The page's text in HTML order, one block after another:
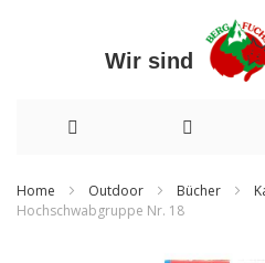
Wir sind
zum
Home Outdoor Bücher
Hochschwabgruppe Nr. 18